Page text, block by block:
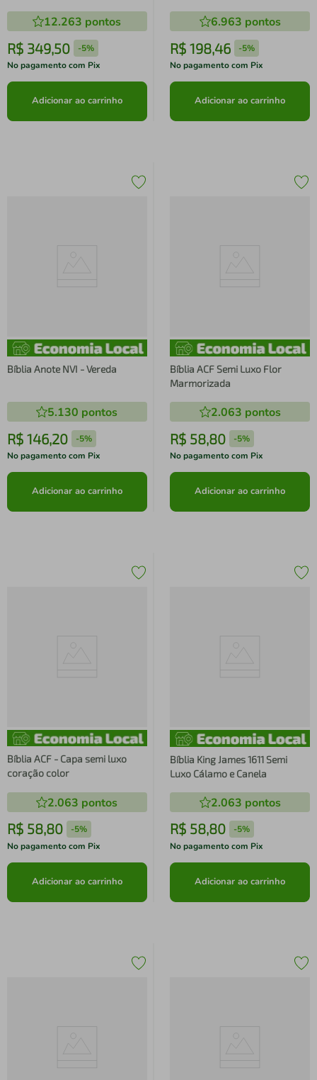
12.263 pontos
R$ 349,50 -5%
No pagamento com Pix
Adicionar ao carrinho
6.963 pontos
R$ 198,46 -5%
No pagamento com Pix
Adicionar ao carrinho
Bíblia Anote NVI - Vereda
5.130 pontos
R$ 146,20 -5%
No pagamento com Pix
Adicionar ao carrinho
Bíblia ACF Semi Luxo Flor
Marmorizada
2.063 pontos
R$ 58,80 -5%
No pagamento com Pix
Adicionar ao carrinho
Bíblia ACF - Capa semi luxo
coração color
2.063 pontos
R$ 58,80 -5%
No pagamento com Pix
Adicionar ao carrinho
Bíblia King James 1611 Semi
Luxo Cálamo e Canela
2.063 pontos
R$ 58,80 -5%
No pagamento com Pix
Adicionar ao carrinho